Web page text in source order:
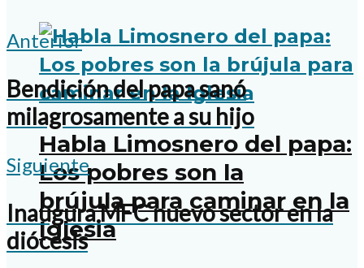
Habla Limosnero del papa:
Los pobres son la
brújula para caminar en la
Iglesia
Anterior
Bendición del papa sanó
milagrosamente a su hijo
Siguiente
Inaugura MFC nuevo sector en la
diócesis